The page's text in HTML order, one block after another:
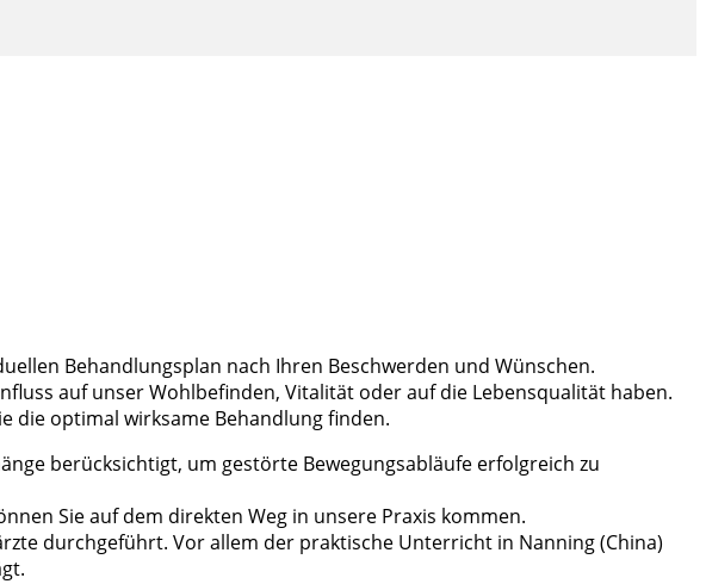
Behandlungsplan nach Ihren Beschwerden und Wünschen.
auf unser Wohlbefinden, Vitalität oder auf die Lebensqualität haben.
die optimal wirksame Behandlung finden.
berücksichtigt, um gestörte Bewegungsabläufe erfolgreich zu
Sie auf dem direkten Weg in unsere Praxis kommen.
durchgeführt. Vor allem der praktische Unterricht in Nanning (China)